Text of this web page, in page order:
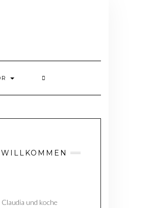
WILLKOMMEN
Claudia und koche